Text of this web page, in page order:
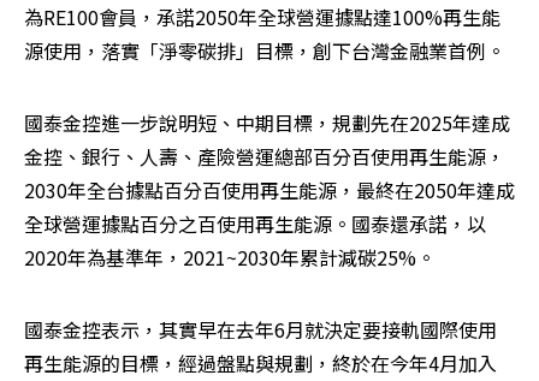
為RE100會員，承諾2050年全球營運據點達100%再生能
源使用，落實「淨零碳排」目標，創下台灣金融業首例。
國泰金控進一步說明短、中期目標，規劃先在2025年達成
金控、銀行、人壽、產險營運總部百分百使用再生能源，
2030年全台據點百分百使用再生能源，最終在2050年達成
全球營運據點百分之百使用再生能源。國泰還承諾，以
2020年為基準年，2021~2030年累計減碳25%。
國泰金控表示，其實早在去年6月就決定要接軌國際使用
再生能源的目標，經過盤點與規劃，終於在今年4月加入